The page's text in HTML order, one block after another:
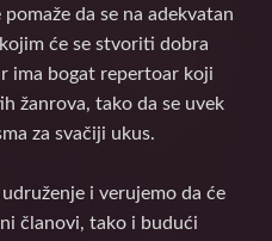
da se na adekvatan
će se stvoriti dobra
ima bogat repertoar koji
žanrova, tako da se uvek
za svačiji ukus.
i verujemo da će
članovi, tako i budući